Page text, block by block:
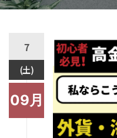
7
(土)
09月